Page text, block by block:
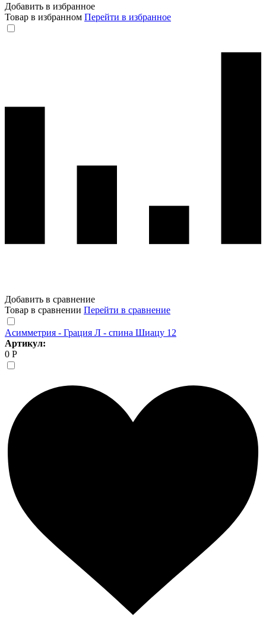
Добавить в избранное
Товар в избранном Перейти в избранное
Добавить в сравнение
Товар в сравнении Перейти в сравнение
Асимметрия - Грация Л - спина Шиацу 12
Артикул:
0 Р